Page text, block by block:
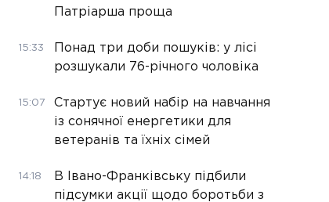
Патріарша проща
15:33
Понад три доби пошуків: у лісі
розшукали 76-річного чоловіка
15:07
Стартує новий набір на навчання
із сонячної енергетики для
ветеранів та їхніх сімей
14:18
В Івано-Франківську підбили
підсумки акції щодо боротьби з